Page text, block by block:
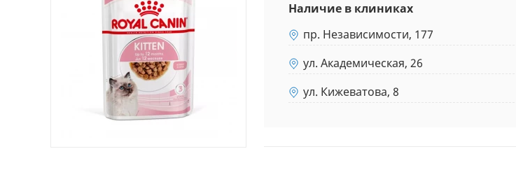
Наличие в клиниках
пр. Независимости, 177
ул. Академическая, 26
ул. Кижеватова, 8